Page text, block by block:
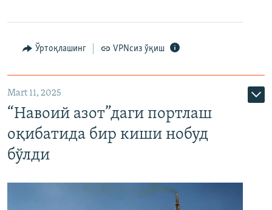
Ўртоқлашинг VPNсиз ўқиш
Mart 11, 2025
“Навоий азот”даги портлаш
оқибатида бир киши нобуд
бўлди